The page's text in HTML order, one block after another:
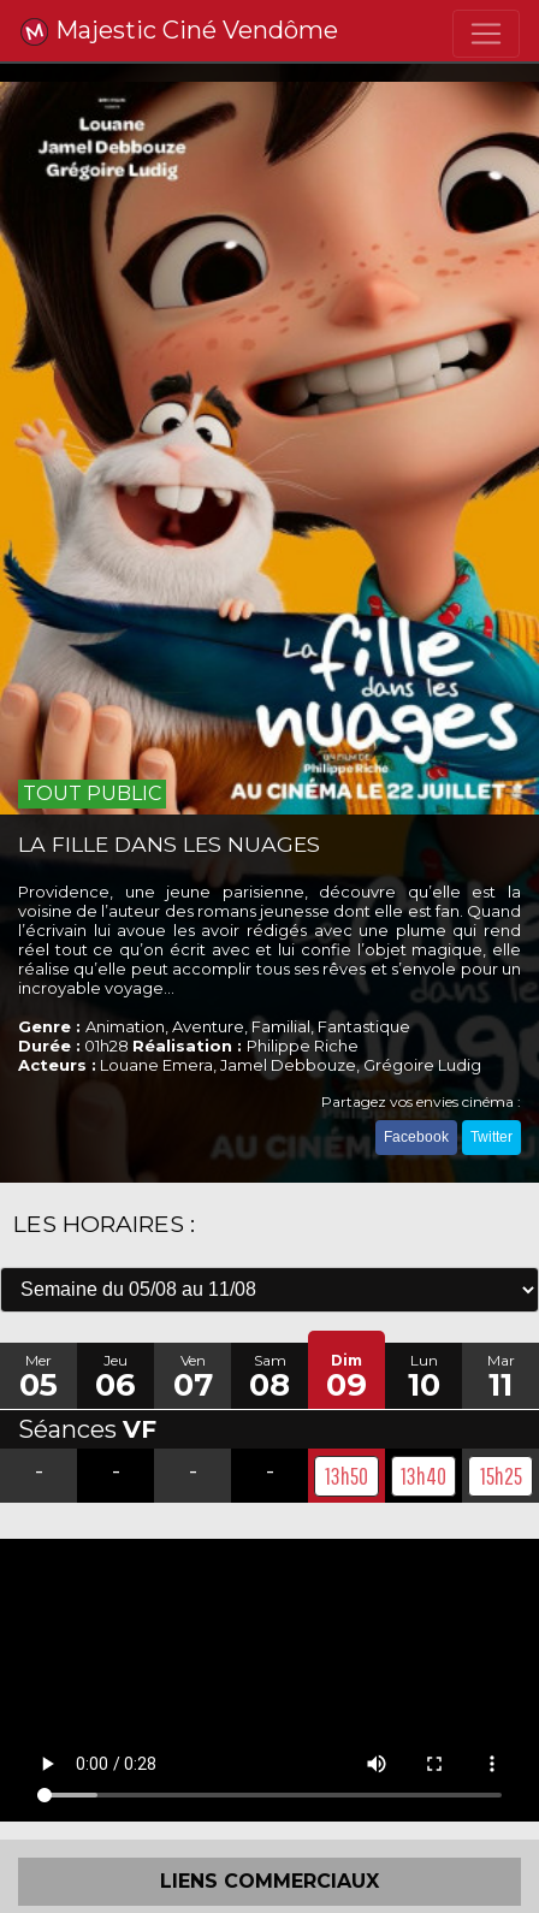
Majestic Ciné Vendôme
TOUT PUBLIC
LA FILLE DANS LES NUAGES
Providence, une jeune parisienne, découvre qu’elle est la
voisine de l’auteur des romans jeunesse dont elle est fan. Quand
l’écrivain lui avoue les avoir rédigés avec une plume qui rend
réel tout ce qu’on écrit avec et lui confie l’objet magique, elle
réalise qu’elle peut accomplir tous ses rêves et s’envole pour un
incroyable voyage...
Genre : Animation, Aventure, Familial, Fantastique
Durée : 01h28 Réalisation : Philippe Riche
Acteurs : Louane Emera, Jamel Debbouze, Grégoire Ludig
Partagez vos envies cinéma :
Facebook Twitter
LES HORAIRES :
Mer
05
Jeu
06
Ven
07
Sam
08
Dim
09
Lun
10
Mar
11
Séances VF
-
- - - 13h50 13h40 15h25
LIENS COMMERCIAUX